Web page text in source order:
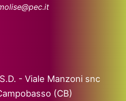
- Viale Manzoni snc
(CB)